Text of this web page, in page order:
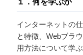
１．何を学ぶか
インターネットの
と特徴、Webブラ
用方法について学ぶ